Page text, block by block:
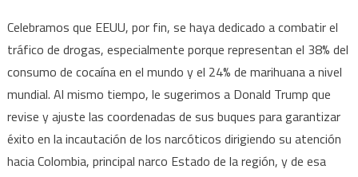
Celebramos que EEUU, por fin, se haya dedicado a combatir el
tráfico de drogas, especialmente porque representan el 38% del
consumo de cocaína en el mundo y el 24% de marihuana a nivel
mundial. Al mismo tiempo, le sugerimos a Donald Trump que
revise y ajuste las coordenadas de sus buques para garantizar
éxito en la incautación de los narcóticos dirigiendo su atención
hacia Colombia, principal narco Estado de la región, y de esa